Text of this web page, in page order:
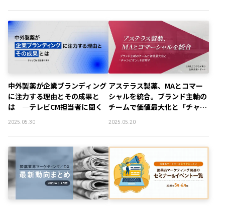
中外製薬が企業ブランディング
に注力する理由とその成果と
は ―テレビCM担当者に聞く
2025.05.30
アステラス製薬、MAとコマー
シャルを統合。ブランド主軸の
チームで価値最大化と「チャン
ピオン」を目指す－社員1,200
2025.05.20